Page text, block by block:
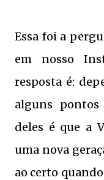
Essa foi a
em nosso
resposta é:
alguns
deles é que a
uma nova
ao certo